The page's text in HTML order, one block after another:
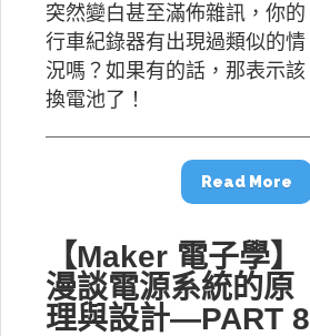
突然變白甚至滿佈雜訊，你的
行車紀錄器有出現過類似的情
況嗎？如果有的話，那表示該
換電池了！
Read More
【Maker 電子學】
漫談電源系統的原
理與設計—PART 8